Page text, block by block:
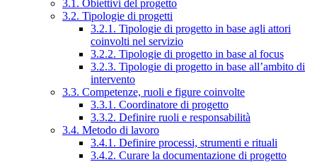
3.1. Obiettivi del progetto
3.2. Tipologie di progetti
3.2.1. Tipologie di progetto in base agli attori
coinvolti nel servizio
3.2.2. Tipologie di progetto in base al focus
3.2.3. Tipologie di progetto in base all’ambito di
intervento
3.3. Competenze, ruoli e figure coinvolte
3.3.1. Coordinatore di progetto
3.3.2. Definire ruoli e responsabilità
3.4. Metodo di lavoro
3.4.1. Definire processi, strumenti e rituali
3.4.2. Curare la documentazione di progetto